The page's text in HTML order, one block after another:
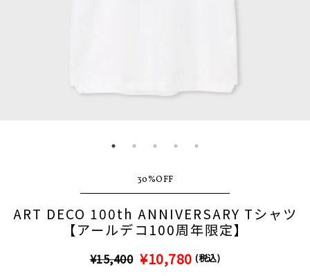
30%OFF
ART DECO 100th ANNIVERSARY Tシャツ
【アールデコ100周年限定】
¥15,400 ¥10,780 (税込)